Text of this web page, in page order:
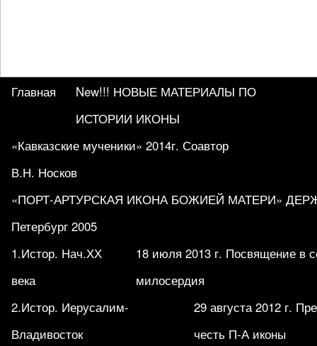
Главная
New!!! НОВЫЕ МАТЕРИАЛЫ ПО
ИСТОРИИ ИКОНЫ
«Кавказские мученики» 2014г. Соавтор
В.Н. Носков
«ПОРТ-АРТУРСКАЯ ИКОНА БОЖИЕЙ МАТЕРИ»
Петербург 2005
1.Истор. Нач.ХХ
века
18 июля 2013 г. Посвящение в
милосердия
2.Истор. Иерусалим-
Владивосток
29 августа 2012 г.
честь П-А иконы